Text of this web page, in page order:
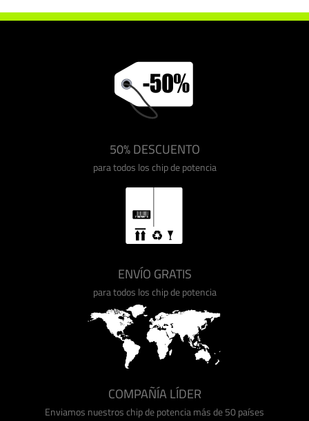
50% DESCUENTO
para todos los chip de potencia
ENVÍO GRATIS
para todos los chip de potencia
COMPAÑÍA LÍDER
Enviamos nuestros chip de potencia más de 50 países